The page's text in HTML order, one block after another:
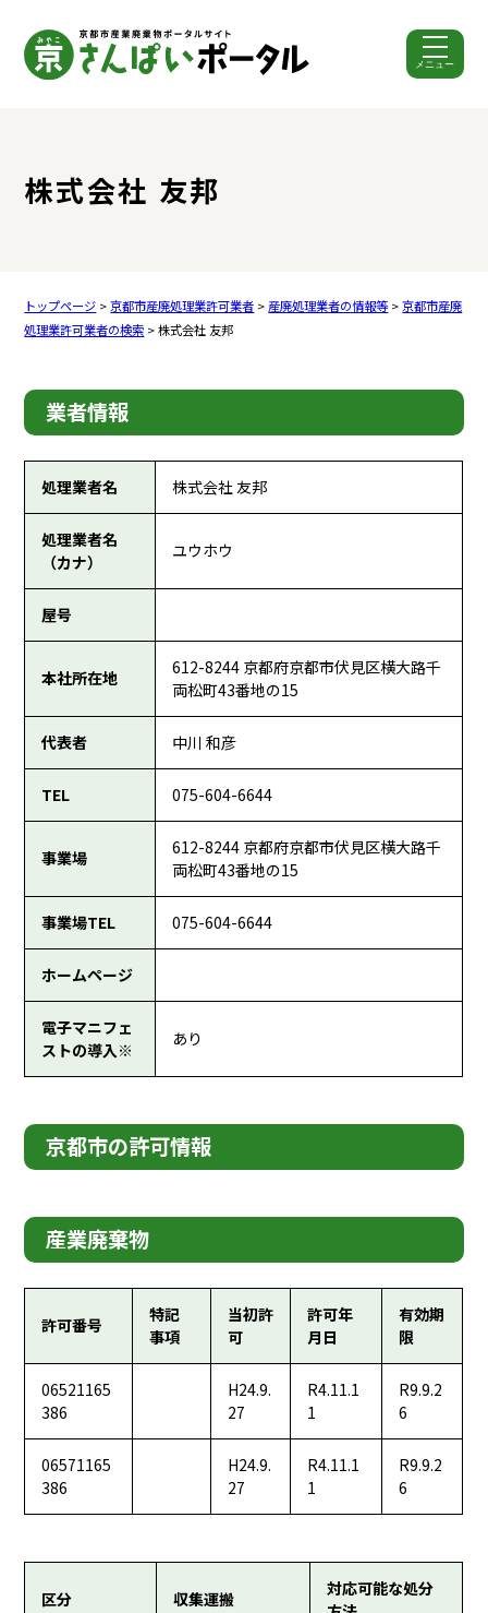
メニュー
株式会社 友邦
トップページ >京都市産廃処理業許可業者 > 産廃処理業者の情報等>京都市産廃
処理業許可業者の検索 > 株式会社 友邦
業者情報
処理業者名 株式会社 友邦
処理業者名
（カナ）
ユウホウ
屋号
本社所在地
612-8244 京都府京都市伏見区横大路千
両松町43番地の15
代表者 中川 和彦
TEL 075-604-6644
事業場
612-8244 京都府京都市伏見区横大路千
両松町43番地の15
事業場TEL 075-604-6644
ホームページ
電子マニフェ
ストの導入※
あり
京都市の許可情報
産業廃棄物
許可番号
特記
事項
当初許
可
許可年
月日
有効期
限
06521165
386
H24.9.
27
R4.11.1
1
R9.9.2
6
06571165
386
H24.9.
27
R4.11.1
1
R9.9.2
6
区分 収集運搬
対応可能な処分